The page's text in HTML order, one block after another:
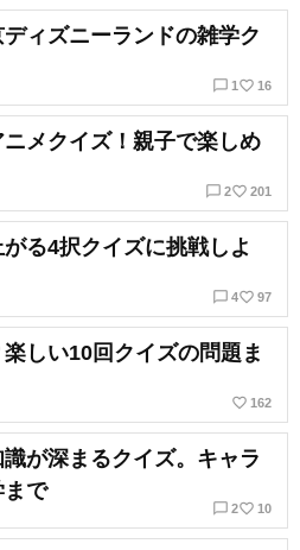
ィズニーランドの雑学ク
chat_bubble_outline 1 favorite_border 16
メクイズ！親子で楽しめ
chat_bubble_outline 2favorite_border 201
る4択クイズに挑戦しよ
chat_bubble_outline 4favorite_border 97
しい10回クイズの問題ま
favorite_border 162
が深まるクイズ。キャラ
まで
chat_bubble_outline 2favorite_border 10